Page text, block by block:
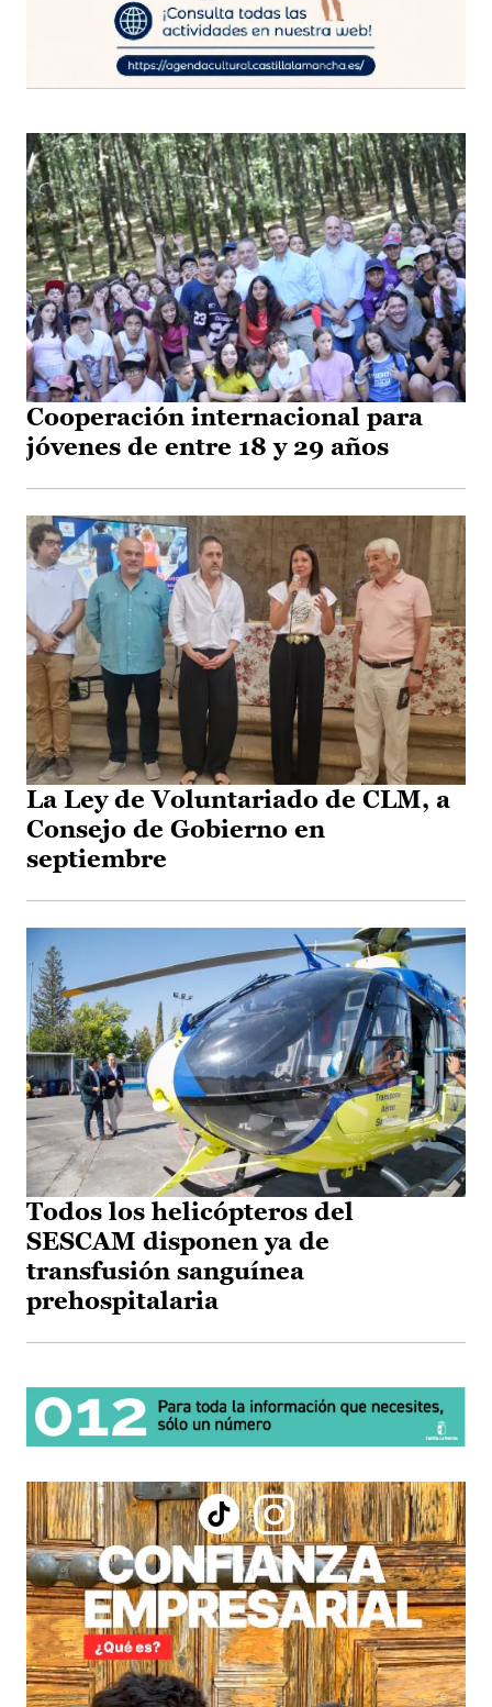
Cooperación internacional para
jóvenes de entre 18 y 29 años
La Ley de Voluntariado de CLM, a
Consejo de Gobierno en
septiembre
Todos los helicópteros del
SESCAM disponen ya de
transfusión sanguínea
prehospitalaria